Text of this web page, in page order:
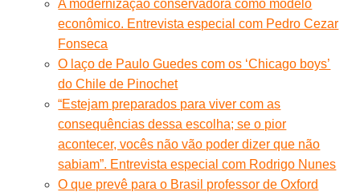
A modernização conservadora como modelo
econômico. Entrevista especial com Pedro Cezar
Fonseca
O laço de Paulo Guedes com os ‘Chicago boys’
do Chile de Pinochet
“Estejam preparados para viver com as
consequências dessa escolha; se o pior
acontecer, vocês não vão poder dizer que não
sabiam”. Entrevista especial com Rodrigo Nunes
O que prevê para o Brasil professor de Oxford